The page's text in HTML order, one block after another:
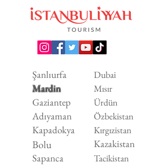
Şanlıurfa
Mardin
Gaziantep
Adıyaman
Kapadokya
Bolu
Sapanca
Dubai
Mısır
Ürdün
Özbekistan
Kırgızistan
Kazakistan
Tacikistan